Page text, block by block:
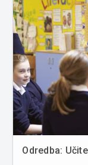
Odredba: